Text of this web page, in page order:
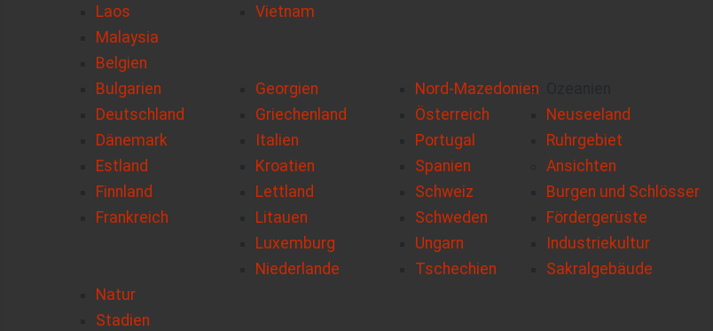
Laos
Malaysia
Vietnam
Belgien
Bulgarien
Deutschland
Dänemark
Estland
Finnland
Frankreich
Georgien
Griechenland
Italien
Kroatien
Lettland
Litauen
Luxemburg
Niederlande
Nord-Mazedonien
Österreich
Portugal
Spanien
Schweiz
Schweden
Ungarn
Tschechien
Neuseeland
Ruhrgebiet
Ansichten
Burgen und Schlösser
Fördergerüste
Industriekultur
Sakralgebäude
Natur
Stadien